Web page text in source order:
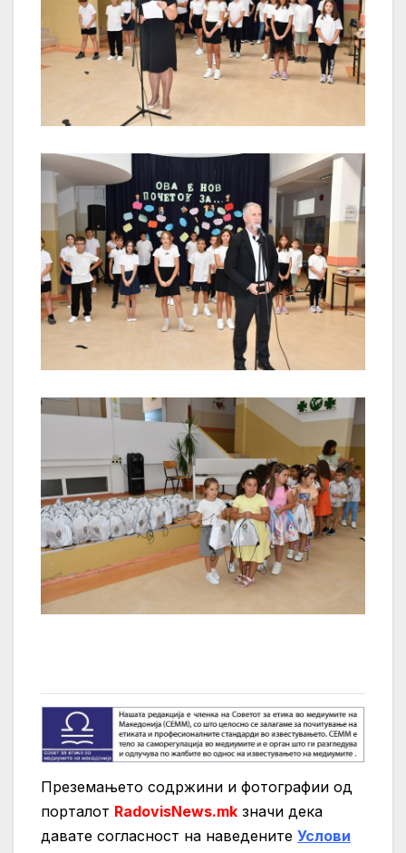
Преземањето содржини и фотографии од
порталот RadovisNews.mk значи дека
давате согласност на нaведените Услови